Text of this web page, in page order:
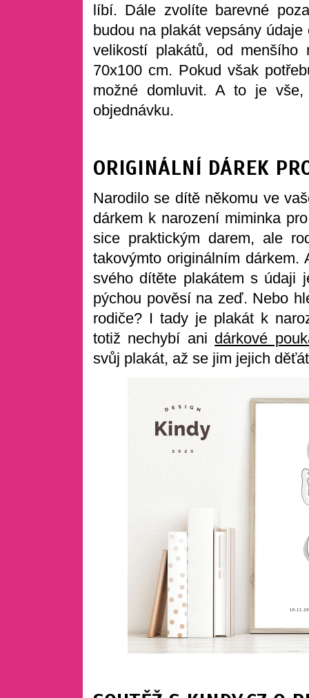
líbí. Dále zvolíte barevné
budou na plakát vepsány
velikostí plakátů, od
70x100 cm. Pokud však
možné domluvit. A to je
objednávku.
ORIGINÁLNÍ DÁREK
Narodilo se dítě někomu ve
dárkem k narození miminka
sice praktickým darem, ale
takovýmto originálním dárkem.
svého dítěte plakátem s údaji
pýchou pověsí na zeď. Nebo
rodiče? I tady je plakát k
totiž nechybí ani dárkové
svůj plakát, až se jim jejich